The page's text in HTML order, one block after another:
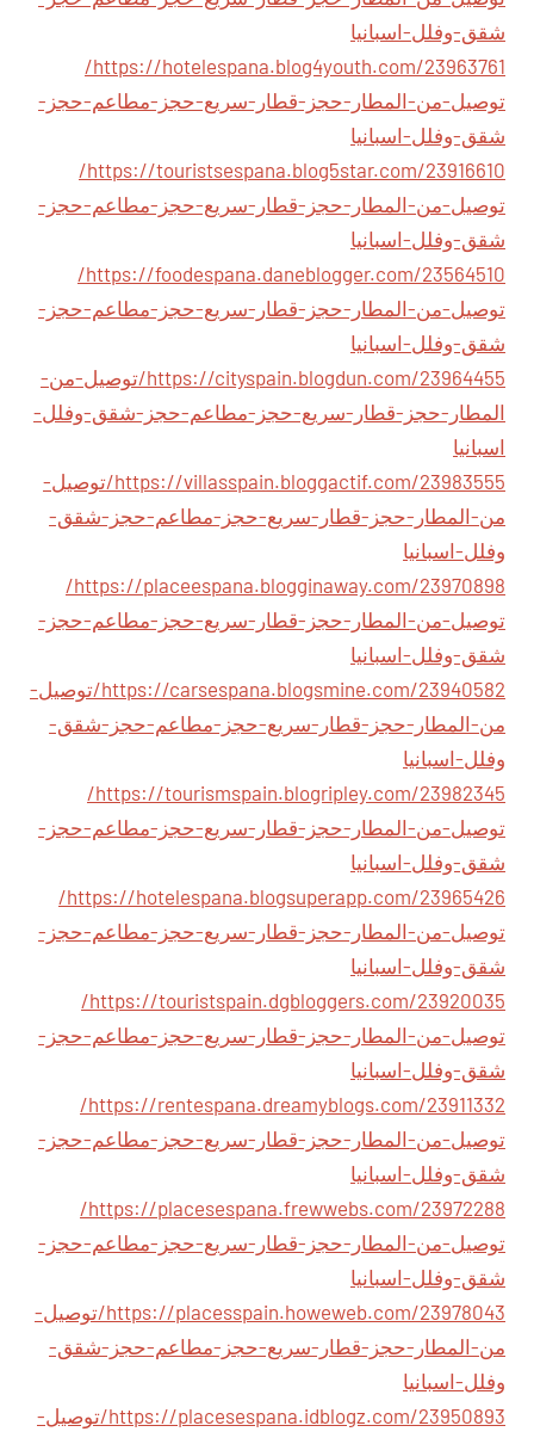
شقق-وفلل-اسبانيا
https://hotelespana.blog4youth.com/23963761/
توصيل-من-المطار-حجز-قطار-سريع-حجز-مطاعم-حجز-
شقق-وفلل-اسبانيا
https://touristsespana.blog5star.com/23916610/
توصيل-من-المطار-حجز-قطار-سريع-حجز-مطاعم-حجز-
شقق-وفلل-اسبانيا
https://foodespana.daneblogger.com/23564510/
توصيل-من-المطار-حجز-قطار-سريع-حجز-مطاعم-حجز-
شقق-وفلل-اسبانيا
https://cityspain.blogdun.com/23964455/توصيل-من-
المطار-حجز-قطار-سريع-حجز-مطاعم-حجز-شقق-وفلل-
اسبانيا
https://villasspain.bloggactif.com/23983555/توصيل-
من-المطار-حجز-قطار-سريع-حجز-مطاعم-حجز-شقق-
وفلل-اسبانيا
https://placeespana.blogginaway.com/23970898/
توصيل-من-المطار-حجز-قطار-سريع-حجز-مطاعم-حجز-
شقق-وفلل-اسبانيا
https://carsespana.blogsmine.com/23940582/توصيل-
من-المطار-حجز-قطار-سريع-حجز-مطاعم-حجز-شقق-
وفلل-اسبانيا
https://tourismspain.blogripley.com/23982345/
توصيل-من-المطار-حجز-قطار-سريع-حجز-مطاعم-حجز-
شقق-وفلل-اسبانيا
https://hotelespana.blogsuperapp.com/23965426/
توصيل-من-المطار-حجز-قطار-سريع-حجز-مطاعم-حجز-
شقق-وفلل-اسبانيا
https://touristspain.dgbloggers.com/23920035/
توصيل-من-المطار-حجز-قطار-سريع-حجز-مطاعم-حجز-
شقق-وفلل-اسبانيا
https://rentespana.dreamyblogs.com/23911332/
توصيل-من-المطار-حجز-قطار-سريع-حجز-مطاعم-حجز-
شقق-وفلل-اسبانيا
https://placesespana.frewwebs.com/23972288/
توصيل-من-المطار-حجز-قطار-سريع-حجز-مطاعم-حجز-
شقق-وفلل-اسبانيا
https://placesspain.howeweb.com/23978043/توصيل-
من-المطار-حجز-قطار-سريع-حجز-مطاعم-حجز-شقق-
وفلل-اسبانيا
https://placesespana.idblogz.com/23950893/توصيل-